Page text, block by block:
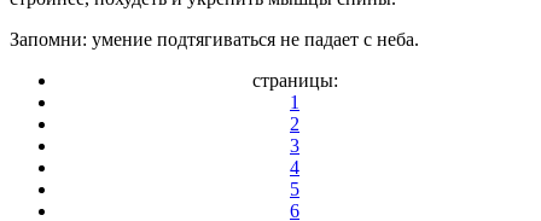
Запомни: умение подтягиваться не падает с неба.
страницы:
1
2
3
4
5
6